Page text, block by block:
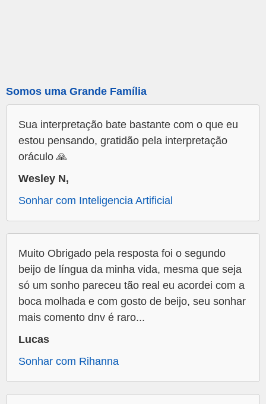
Somos uma Grande Família
Sua interpretação bate bastante com o que eu
estou pensando, gratidão pela interpretação
oráculo 🙏
Wesley N,
Sonhar com Inteligencia Artificial
Muito Obrigado pela resposta foi o segundo
beijo de língua da minha vida, mesma que seja
só um sonho pareceu tão real eu acordei com a
boca molhada e com gosto de beijo, seu sonhar
mais comento dnv é raro...
Lucas
Sonhar com Rihanna